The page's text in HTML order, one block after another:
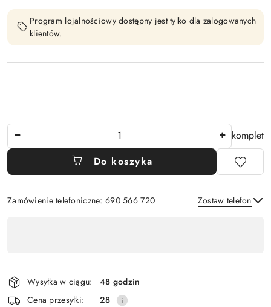
Program lojalnościowy dostępny jest tylko dla zalogowanych
klientów.
komplet
Do koszyka
Zamówienie telefoniczne: 690 566 720 Zostaw telefon
płatność
i
dostawa
Wysyłka w ciągu:
48 godzin
Cena przesyłki:
28